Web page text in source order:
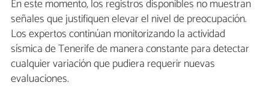
En este momento, los registros disponibles no muestran
señales que justifiquen elevar el nivel de preocupación.
Los expertos continúan monitorizando la actividad
sísmica de Tenerife de manera constante para detectar
cualquier variación que pudiera requerir nuevas
evaluaciones.